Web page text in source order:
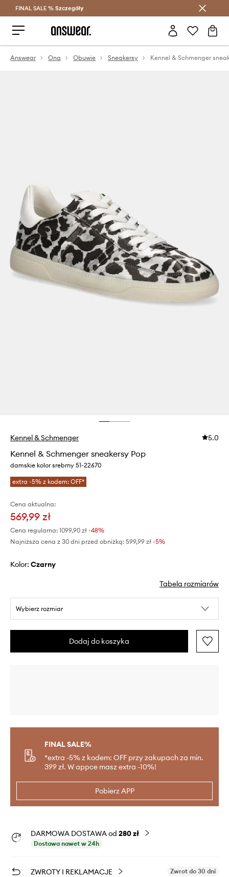
Oszczędzaj z Answear Club >
FINAL SALE % Szczegóły
Answear Ona Obuwie Sneakersy
Kennel & Schmenger 5.0
Kennel & Schmenger sneakersy Pop
damskie kolor srebrny 51-22670
extra -5% z kodem: OFF*
Cena aktualna:
569,99 zł
Cena regularna: 1099,90 zł -48%
Najniższa cena z 30 dni przed obniżką: 599,99 zł -5%
Kolor: czarny
Tabela rozmiarów
Wybierz rozmiar
Dodaj do koszyka
FINAL SALE%
*extra -5% z kodem: OFF przy zakupach za min.
399 zł. W appce masz extra -10%!
Pobierz APP
DARMOWA DOSTAWA od 280 zł
Dostawa nawet w 24h
ZWROTY I REKLAMACJE Zwrot do 30 dni